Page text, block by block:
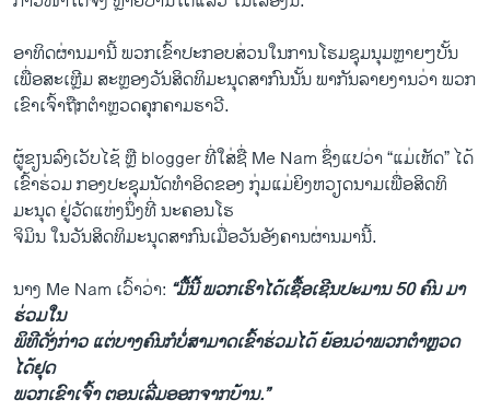
ອາທິດຜ່ານ​ມາ​ນີ້ ພວກ​ເຂົ້າປະກອບສ່ວນ​ໃນ​ການ​ໂຮມ​ຊຸມນຸມຫຼາຍໆ​ບັ້ນ ​
ເພື່ອ​ສະເຫຼີ​ມ ສະຫຼອງ​ວັນ​ສິດທິ​ມະນຸດ​ສາກົນນັ້ນ ພາກັນລາຍ​ງານ​ວ່າ ພວກ​
ເຂົາ​ເຈົ້າຖືກຕໍາຫຼວດຄຸກ​ຄາມ​ຮາວີ.
ຜູ້​ຂຽນ​ລົງ​ເວັບ​ໄຊ້ ຫຼື blogger ທີ່​ໃສ່​ຊື່ Me Nam ຊຶ່ງແປ​ວ່າ ​“ແມ່​ເຫັດ” ​ໄດ້​
ເຂົ້າຮ່ວມ​ ກອງ​ປະຊຸມນັດ​ທໍາ​ອິດ​ຂອງ ​ກຸ່ມແມ່ຍິງຫວຽດນາມເພື່ອສິດທິ​
ມະນຸດ ຢູ່​ວັດແຫ່ງ​ນຶ່ງທີ່ ນະຄອນໂຮ​
ຈິ​ມິນ ໃນ​ວັນ​ສິດທິ​ມະນຸດ​ສາກົນ​ເມື່ອວັນ​ອັງຄານ​ຜ່ານ​ມາ​ນີ້.
ນາງ Me Nam ​ເວົ້າ​ວ່າ: “ມື້​ນີ້ ພວກ​ເຮົາ​ໄດ້​ເຊື້ອ​ເຊີນ​ປະມານ 50 ຄົນ ມາ​
ຮ່ວມ​ໃນ
​ພິທີ​ດັ່ງກ່າວ ​ແຕ່​ບາງ​ຄົນ​ກໍ​ບໍ່​ສາມາດ​ເຂົ້າຮ່ວມໄດ້ ຍ້ອນ​ວ່າພວກ​ຕໍາຫຼວດ​
ໄດ້ຢຸດ
​ພວກ​ເຂົາ​ເຈົ້າ ຕອນເລີ່​ມອອກ​ຈາກ​ບ້ານ.”